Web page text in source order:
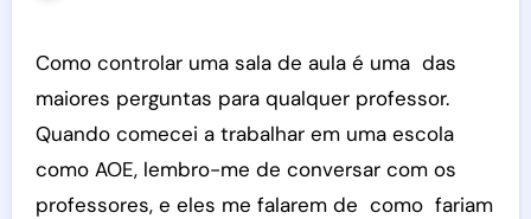
Como controlar uma sala de aula é uma das
maiores perguntas para qualquer professor.
Quando comecei a trabalhar em uma escola
como AOE, lembro-me de conversar com os
professores, e eles me falarem de como fariam